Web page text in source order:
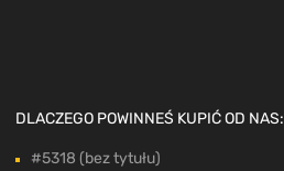
DLACZEGO POWINNEŚ KUPIĆ OD NAS:
#5318 (bez tytułu)